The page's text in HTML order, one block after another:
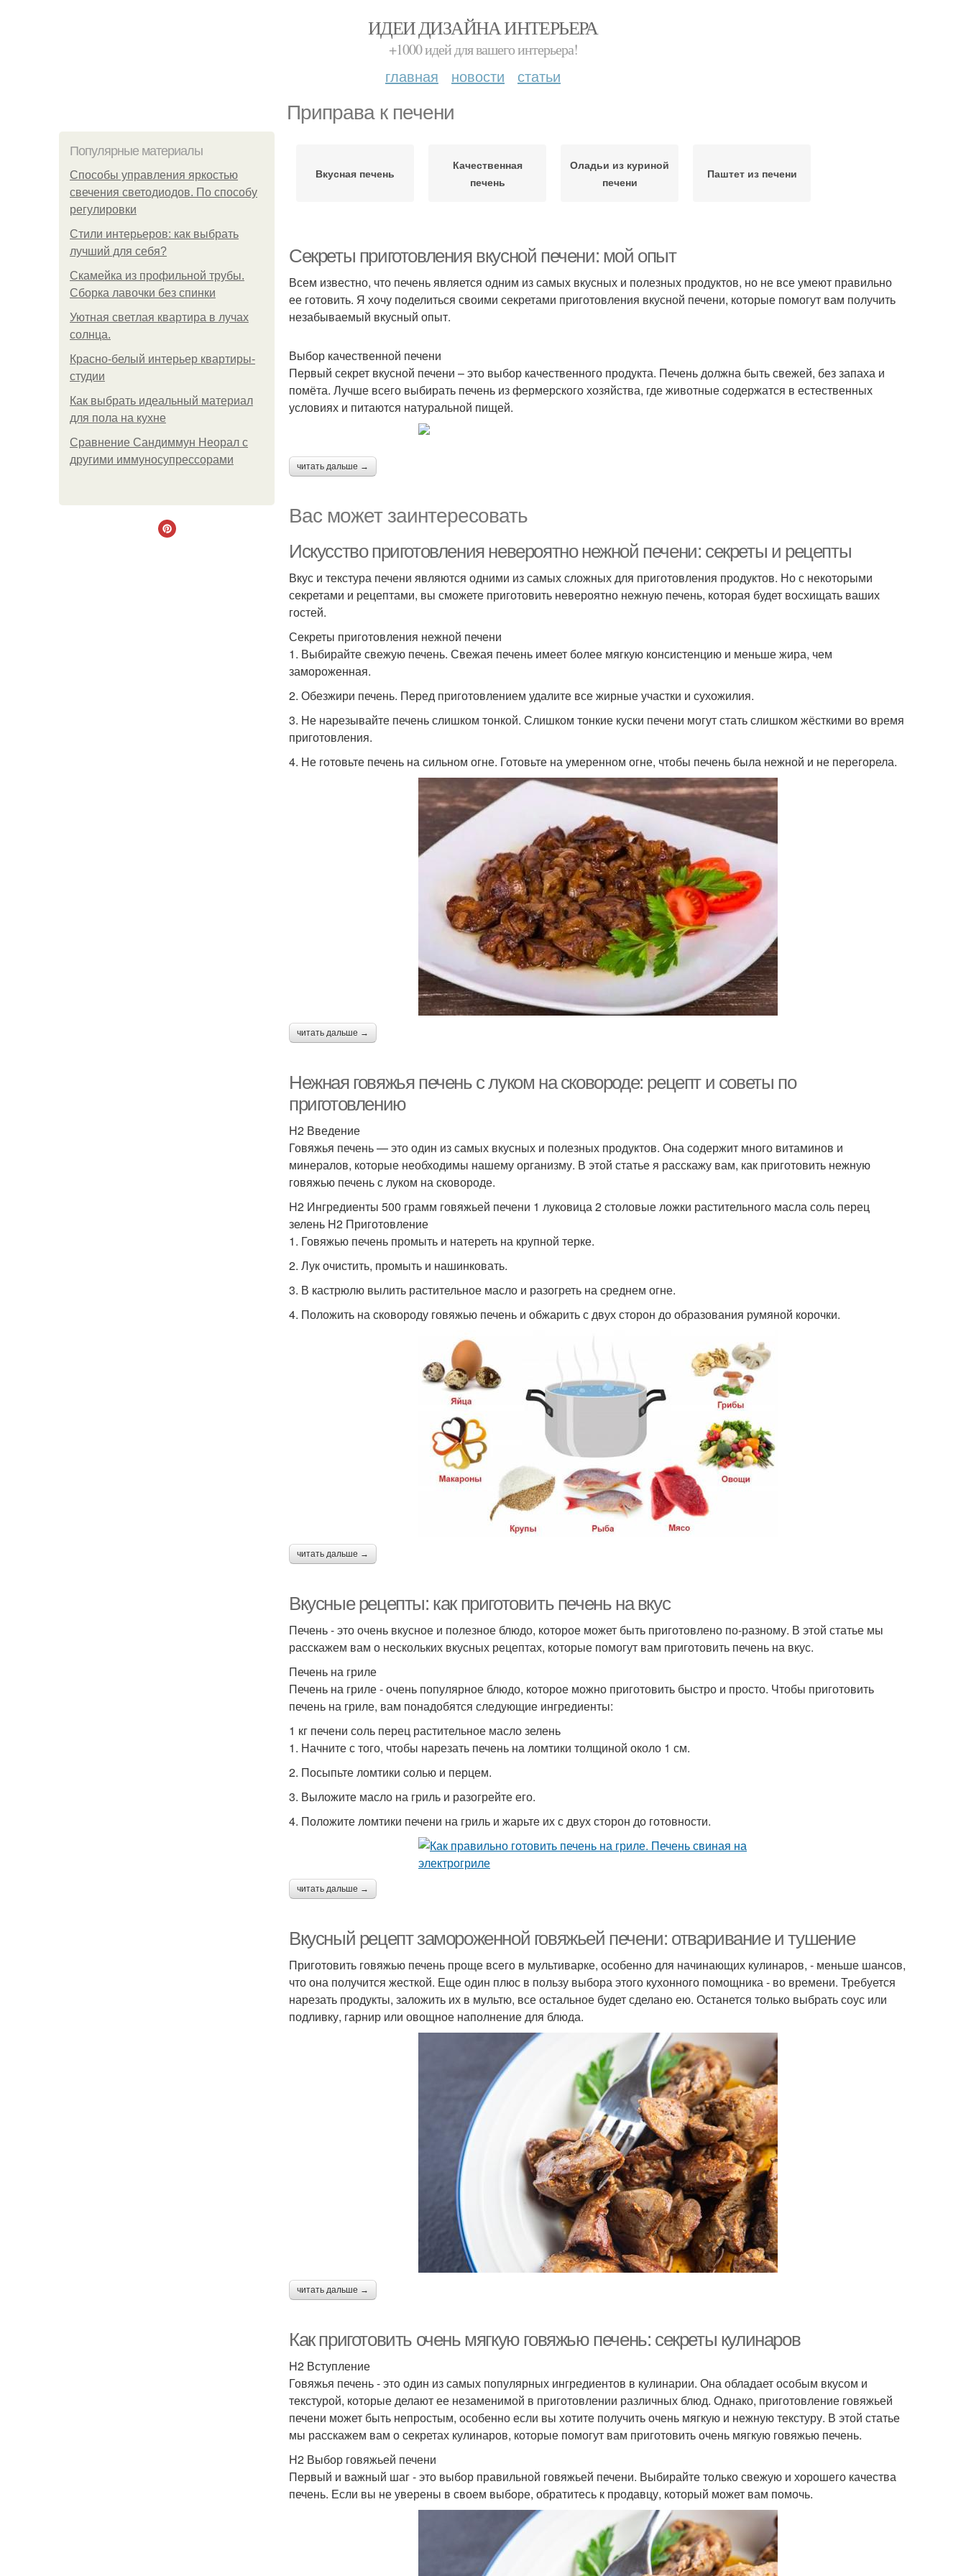
ИДЕИ ДИЗАЙНА ИНТЕРЬЕРА
+1000 идей для вашего интерьера!
главная новости статьи
Приправа к печени
Популярные материалы
Способы управления яркостью
свечения светодиодов. По способу
регулировки
Стили интерьеров: как выбрать
лучший для себя?
Скамейка из профильной трубы.
Сборка лавочки без спинки
Уютная светлая квартира в лучах
солнца.
Красно-белый интерьер квартиры-
студии
Как выбрать идеальный материал
для пола на кухне
Сравнение Сандиммун Неорал с
другими иммуносупрессорами
Вкусная печень
Качественная
печень
Оладьи из куриной
печени
Паштет из печени
Секреты приготовления вкусной печени: мой опыт
Всем известно, что печень является одним из самых вкусных и полезных продуктов, но не все умеют правильно
ее готовить. Я хочу поделиться своими секретами приготовления вкусной печени, которые помогут вам получить
незабываемый вкусный опыт.
Выбор качественной печени
Первый секрет вкусной печени – это выбор качественного продукта. Печень должна быть свежей, без запаха и
помёта. Лучше всего выбирать печень из фермерского хозяйства, где животные содержатся в естественных
условиях и питаются натуральной пищей.
читать дальше →
Вас может заинтересовать
Искусство приготовления невероятно нежной печени: секреты и рецепты
Вкус и текстура печени являются одними из самых сложных для приготовления продуктов. Но с некоторыми
секретами и рецептами, вы сможете приготовить невероятно нежную печень, которая будет восхищать ваших
гостей.
Секреты приготовления нежной печени
1. Выбирайте свежую печень. Свежая печень имеет более мягкую консистенцию и меньше жира, чем
замороженная.
2. Обезжири печень. Перед приготовлением удалите все жирные участки и сухожилия.
3. Не нарезывайте печень слишком тонкой. Слишком тонкие куски печени могут стать слишком жёсткими во время
приготовления.
4. Не готовьте печень на сильном огне. Готовьте на умеренном огне, чтобы печень была нежной и не перегорела.
читать дальше →
Нежная говяжья печень с луком на сковороде: рецепт и советы по
приготовлению
H2 Введение
Говяжья печень — это один из самых вкусных и полезных продуктов. Она содержит много витаминов и
минералов, которые необходимы нашему организму. В этой статье я расскажу вам, как приготовить нежную
говяжью печень с луком на сковороде.
H2 Ингредиенты 500 грамм говяжьей печени 1 луковица 2 столовые ложки растительного масла соль перец
зелень H2 Приготовление
1. Говяжью печень промыть и натереть на крупной терке.
2. Лук очистить, промыть и нашинковать.
3. В кастрюлю вылить растительное масло и разогреть на среднем огне.
4. Положить на сковороду говяжью печень и обжарить с двух сторон до образования румяной корочки.
читать дальше →
Вкусные рецепты: как приготовить печень на вкус
Печень - это очень вкусное и полезное блюдо, которое может быть приготовлено по-разному. В этой статье мы
расскажем вам о нескольких вкусных рецептах, которые помогут вам приготовить печень на вкус.
Печень на гриле
Печень на гриле - очень популярное блюдо, которое можно приготовить быстро и просто. Чтобы приготовить
печень на гриле, вам понадобятся следующие ингредиенты:
1 кг печени соль перец растительное масло зелень
1. Начните с того, чтобы нарезать печень на ломтики толщиной около 1 см.
2. Посыпьте ломтики солью и перцем.
3. Выложите масло на гриль и разогрейте его.
4. Положите ломтики печени на гриль и жарьте их с двух сторон до готовности.
читать дальше →
Вкусный рецепт замороженной говяжьей печени: отваривание и тушение
Приготовить говяжью печень проще всего в мультиварке, особенно для начинающих кулинаров, - меньше шансов,
что она получится жесткой. Еще один плюс в пользу выбора этого кухонного помощника - во времени. Требуется
нарезать продукты, заложить их в мультю, все остальное будет сделано ею. Останется только выбрать соус или
подливку, гарнир или овощное наполнение для блюда.
читать дальше →
Как приготовить очень мягкую говяжью печень: секреты кулинаров
H2 Вступление
Говяжья печень - это один из самых популярных ингредиентов в кулинарии. Она обладает особым вкусом и
текстурой, которые делают ее незаменимой в приготовлении различных блюд. Однако, приготовление говяжьей
печени может быть непростым, особенно если вы хотите получить очень мягкую и нежную текстуру. В этой статье
мы расскажем вам о секретах кулинаров, которые помогут вам приготовить очень мягкую говяжью печень.
H2 Выбор говяжьей печени
Первый и важный шаг - это выбор правильной говяжьей печени. Выбирайте только свежую и хорошего качества
печень. Если вы не уверены в своем выборе, обратитесь к продавцу, который может вам помочь.